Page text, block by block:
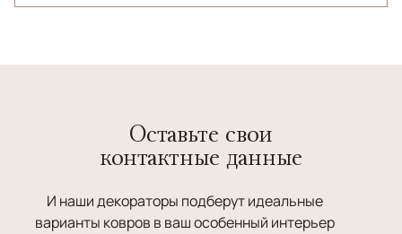
Оставьте свои
контактные данные
И наши декораторы подберут идеальные
варианты ковров в ваш особенный интерьер